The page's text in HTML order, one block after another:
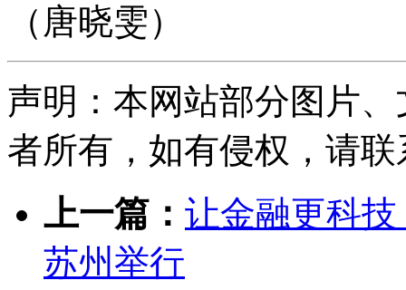
（唐晓雯）
声明：本网站部分图片
者所有，如有侵权，请联
上一篇： 让金融更科
苏州举行